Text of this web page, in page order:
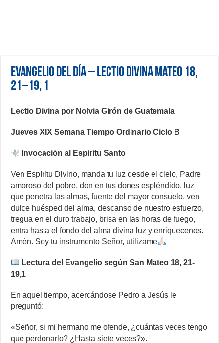
Evangelio del día – Lectio Divina Mateo 18,
21–19, 1
Lectio Divina por Nolvia Girón de Guatemala
Jueves XIX Semana Tiempo Ordinario Ciclo B
Invocación al Espíritu Santo
Ven Espíritu Divino, manda tu luz desde el cielo, Padre
amoroso del pobre, don en tus dones espléndido, luz
que penetra las almas, fuente del mayor consuelo, ven
dulce huésped del alma, descanso de nuestro esfuerzo,
tregua en el duro trabajo, brisa en las horas de fuego,
entra hasta el fondo del alma divina luz y enriquecenos.
Amén. Soy tu instrumento Señor, utilizame
Lectura del Evangelio según San Mateo 18, 21-
19,1
En aquel tiempo, acercándose Pedro a Jesús le
preguntó:
«Señor, si mi hermano me ofende, ¿cuántas veces tengo
que perdonarlo? ¿Hasta siete veces?».